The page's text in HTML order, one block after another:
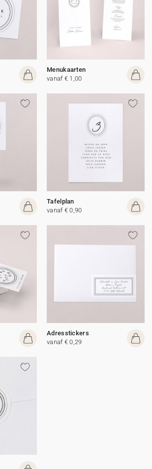
Menukaarten
vanaf € 1,00
Tafelplan
vanaf € 0,90
Adresstickers
vanaf € 0,29